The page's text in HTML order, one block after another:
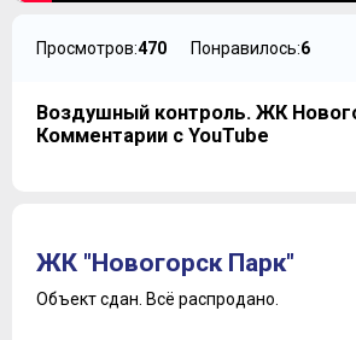
Просмотров:470 Понравилось:6
Воздушный контроль. ЖК
Комментарии с YouTube
ЖК "Новогорск Парк"
Объект сдан. Всё распродано.